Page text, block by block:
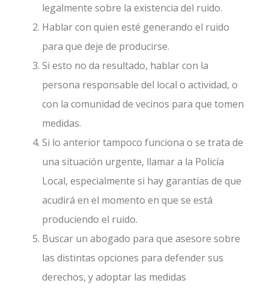
legalmente sobre la existencia del ruido.
Hablar con quien esté generando el ruido
para que deje de producirse.
Si esto no da resultado, hablar con la
persona responsable del local o actividad, o
con la comunidad de vecinos para que tomen
medidas.
Si lo anterior tampoco funciona o se trata de
una situación urgente, llamar a la Policía
Local, especialmente si hay garantías de que
acudirá en el momento en que se está
produciendo el ruido.
Buscar un abogado para que asesore sobre
las distintas opciones para defender sus
derechos, y adoptar las medidas